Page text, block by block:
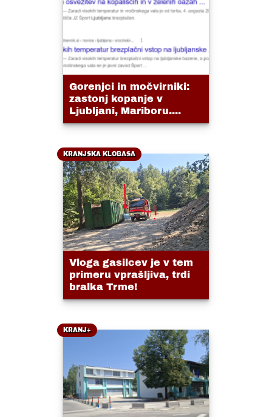
Gorenjci in močvirniki:
zastonj kopanje v
Ljubljani, Mariboru....
KRANJSKA KLOBASA
Vloga gasilcev je v tem
primeru vprašljiva, trdi
bralka Trme!
KRANJ+